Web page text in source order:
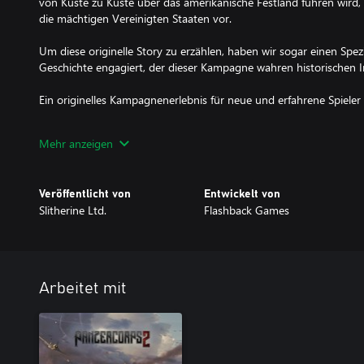
die mächtigen Vereinigten Staaten vor.
Um diese originelle Story zu erzählen, haben wir sogar einen
Geschichte engagiert, der dieser Kampagne wahren
Ein originelles Kampagnenerlebnis für neue und erfahrene Spieler
Achsenmächte führten, in den vorherigen Kampagnen der „Axis
so gut wie jedem Szenario der Kampagne vorhanden ist.
vorrücken.
Diese Ziele sind für den Kampagnenfortschritt erforderlich und so
Spielern abgeschlossen werden können.
Mehr anzeigen
Veröffentlicht von
Slitherine Ltd.
Entwickelt von
Flashback Games
Arbeitet mit